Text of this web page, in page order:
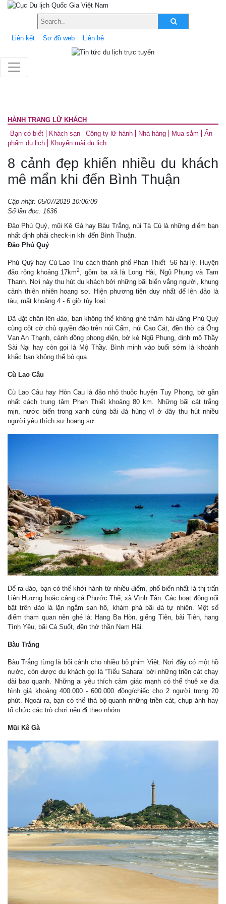
Liên kết Sơ đồ web Liên hệ
HÀNH TRANG LỮ KHÁCH
Bạn có biết
Khách sạn Công ty lữ hành Nhà hàng Mua sắm
Ấn
phẩm du lịch
Khuyến mãi du lịch
8 cảnh đẹp khiến nhiều du khách
mê mẩn khi đến Bình Thuận
Cập nhật: 05/07/2019 10:06:09
Số lần đọc: 1636
Đảo Phú Quý, mũi Kê Gà hay Bàu Trắng, núi Tà Cú là những điểm bạn
nhất định phải check-in khi đến Bình Thuận.
Đảo Phú Quý
Phú Quý hay Cù Lao Thu cách thành phố Phan Thiết 56 hải lý. Huyện
đảo rộng khoảng 17km2
, gồm ba xã là Long Hải, Ngũ Phụng và Tam
Thanh. Nơi này thu hút du khách bởi những bãi biển vắng người, khung
cảnh thiên nhiên hoang sơ. Hiện phương tiện duy nhất để lên đảo là
tàu, mất khoảng 4 - 6 giờ tùy loại.
Đã đặt chân lên đảo, bạn không thể không ghé thăm hải đăng Phú Quý
cùng cột cờ chủ quyền đảo trên núi Cấm, núi Cao Cát, đền thờ cá Ông
Vạn An Thạnh, cánh đồng phong điện, bờ kè Ngũ Phụng, dinh mộ Thầy
Sài Nại hay còn gọi là Mộ Thầy. Bình minh vào buổi sớm là khoảnh
khắc bạn không thể bỏ qua.
Cù Lao Câu
Cù Lao Câu hay Hòn Cau là đảo nhỏ thuộc huyện Tuy Phong, bờ gần
nhất cách trung tâm Phan Thiết khoảng 80 km. Những bãi cát trắng
mịn, nước biển trong xanh cùng bãi đá hùng vĩ ở đây thu hút nhiều
người yêu thích sự hoang sơ.
Để ra đảo, bạn có thể khởi hành từ nhiều điểm, phổ biến nhất là thị trấn
Liên Hương hoặc cảng cá Phước Thể, xã Vĩnh Tân. Các hoạt động nổi
bật trên đảo là lặn ngắm san hô, khám phá bãi đá tự nhiên. Một số
điểm tham quan nên ghé là: Hang Ba Hòn, giếng Tiên, bãi Tiên, hang
Tình Yêu, bãi Cá Suốt, đền thờ thần Nam Hải.
Bàu Trắng
Bàu Trắng từng là bối cảnh cho nhiều bộ phim Việt. Nơi đây có một hồ
nước, còn được du khách gọi là “Tiểu Sahara” bởi những triền cát chạy
dài bao quanh. Những ai yêu thích cảm giác mạnh có thể thuê xe địa
hình giá khoảng 400.000 - 600.000 đồng/chiếc cho 2 người trong 20
phút. Ngoài ra, bạn có thể thả bộ quanh những triền cát, chụp ảnh hay
tổ chức các trò chơi nếu đi theo nhóm.
Mũi Kê Gà